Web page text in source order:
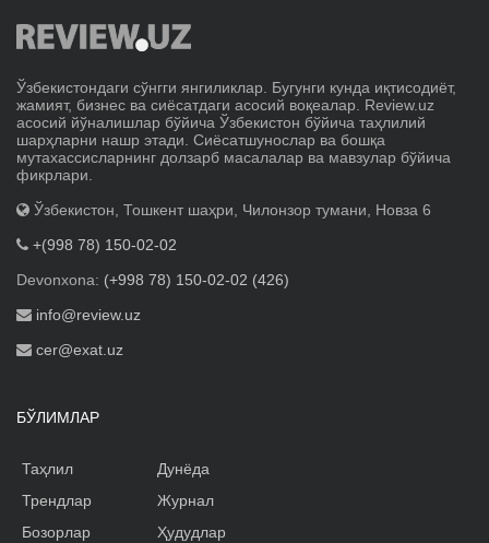
Ўзбекистондаги сўнгги янгиликлар. Бугунги кунда иқтисодиёт,
жамият, бизнес ва сиёсатдаги асосий воқеалар. Review.uz
асосий йўналишлар бўйича Ўзбекистон бўйича таҳлилий
шарҳларни нашр этади. Сиёсатшунослар ва бошқа
мутахассисларнинг долзарб масалалар ва мавзулар бўйича
фикрлари.
Ўзбекистон, Тошкент шаҳри, Чилонзор тумани, Новза 6
+(998 78) 150-02-02
Devonxona: (+998 78) 150-02-02 (426)
info@review.uz
cer@exat.uz
БЎЛИМЛАР
Таҳлил
Трендлар
Бозорлар
Дунёда
Журнал
Ҳудудлар